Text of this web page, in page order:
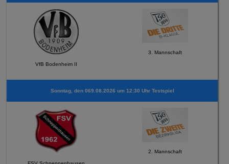
VfB Bodenheim II
3. Mannschaft
Sonntag, den 069.08.2026 um 12:30 Uhr Testspiel
2. Mannschaft